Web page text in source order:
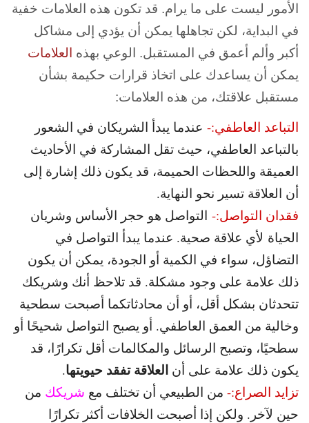
الأمور ليست على ما يرام. قد تكون هذه العلامات خفية
في البداية، لكن تجاهلها يمكن أن يؤدي إلى مشاكل
أكبر وألم أعمق في المستقبل. الوعي بهذه العلامات
يمكن أن يساعدك على اتخاذ قرارات حكيمة بشأن
مستقبل علاقتك، من هذه العلامات:
التباعد العاطفي:- عندما يبدأ الشريكان في الشعور
بالتباعد العاطفي، حيث تقل المشاركة في الأحاديث
العميقة واللحظات الحميمة، قد يكون ذلك إشارة إلى
أن العلاقة تسير نحو النهاية.
فقدان التواصل:- التواصل هو حجر الأساس وشريان
الحياة لأي علاقة صحية. عندما يبدأ التواصل في
التضاؤل، سواء في الكمية أو الجودة، يمكن أن يكون
ذلك علامة على وجود مشكلة. قد تلاحظ أنك وشريكك
تتحدثان بشكل أقل، أو أن محادثاتكما أصبحت سطحية
وخالية من العمق العاطفي. أو يصبح التواصل شحيحًا أو
سطحيًا، وتصبح الرسائل والمكالمات أقل تكرارًا، قد
يكون ذلك علامة على أن العلاقة تفقد حيويتها.
تزايد الصراع:- من الطبيعي أن تختلف مع شريكك من
حين لآخر. ولكن إذا أصبحت الخلافات أكثر تكرارًا